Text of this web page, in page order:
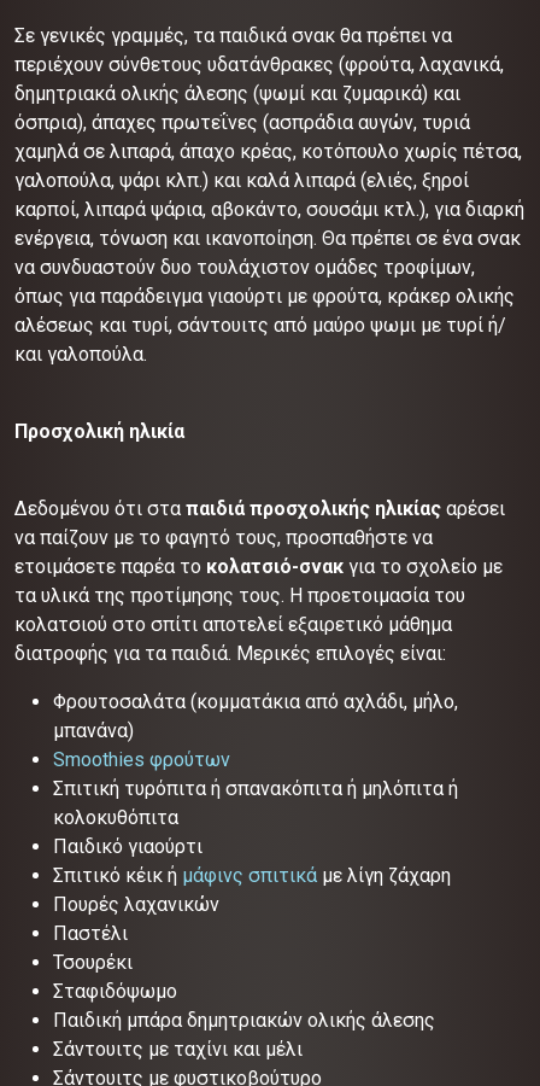
Σε γενικές γραμμές, τα παιδικά σνακ θα πρέπει να
περιέχουν σύνθετους υδατάνθρακες (φρούτα, λαχανικά,
δημητριακά ολικής άλεσης (ψωμί και ζυμαρικά) και
όσπρια), άπαχες πρωτεΐνες (ασπράδια αυγών, τυριά
χαμηλά σε λιπαρά, άπαχο κρέας, κοτόπουλο χωρίς πέτσα,
γαλοπούλα, ψάρι κλπ.) και καλά λιπαρά (ελιές, ξηροί
καρποί, λιπαρά ψάρια, αβοκάντο, σουσάμι κτλ.), για διαρκή
ενέργεια, τόνωση και ικανοποίηση. Θα πρέπει σε ένα σνακ
να συνδυαστούν δυο τουλάχιστον ομάδες τροφίμων,
όπως για παράδειγμα γιαούρτι με φρούτα, κράκερ ολικής
αλέσεως και τυρί, σάντουιτς από μαύρο ψωμι με τυρί ή/
και γαλοπούλα.
Προσχολική ηλικία
Δεδομένου ότι στα παιδιά προσχολικής ηλικίας αρέσει
να παίζουν με το φαγητό τους, προσπαθήστε να
ετοιμάσετε παρέα το κολατσιό-σνακ για το σχολείο με
τα υλικά της προτίμησης τους. Η προετοιμασία του
κολατσιού στο σπίτι αποτελεί εξαιρετικό μάθημα
διατροφής για τα παιδιά. Μερικές επιλογές είναι:
Φρουτοσαλάτα (κομματάκια από αχλάδι, μήλο,
μπανάνα)
Smoothies φρούτων
Σπιτική τυρόπιτα ή σπανακόπιτα ή μηλόπιτα ή
κολοκυθόπιτα
Παιδικό γιαούρτι
Σπιτικό κέικ ή μάφινς σπιτικά με λίγη ζάχαρη
Πουρές λαχανικών
Παστέλι
Τσουρέκι
Σταφιδόψωμο
Παιδική μπάρα δημητριακών ολικής άλεσης
Σάντουιτς με ταχίνι και μέλι
Σάντουιτς με φυστικοβούτυρο